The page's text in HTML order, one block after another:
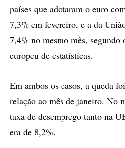
países que adotaram o euro
7,3% em fevereiro, e a da
7,4% no mesmo mês,
europeu de estatísticas.
Em ambos os casos, a queda
relação ao mês de janeiro. No
taxa de desemprego tanto na
era de 8,2%.